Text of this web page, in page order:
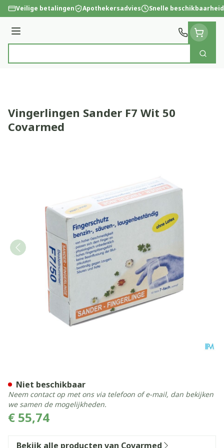
Ga naar de inhoud
Veilige betalingen Apothekersadvies Snelle beschikbaarheid
Menu
Zoek
Vingerlingen Sander F7 Wit 50
Covarmed
€ 55,74
Niet beschikbaar
Neem contact op met ons via telefoon of e-mail, dan bekijken
we samen de mogelijkheden.
Bekijk alle producten van Covarmed